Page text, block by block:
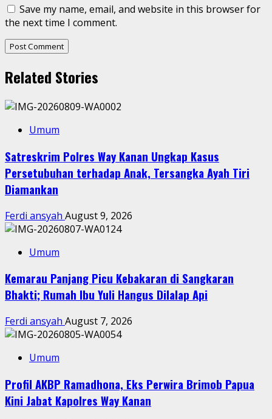
Save my name, email, and website in this browser for
the next time I comment.
Related Stories
Umum
Satreskrim Polres Way Kanan Ungkap Kasus
Persetubuhan terhadap Anak, Tersangka Ayah Tiri
Diamankan
Ferdi ansyah August 9, 2026
Umum
Kemarau Panjang Picu Kebakaran di Sangkaran
Bhakti; Rumah Ibu Yuli Hangus Dilalap Api
Ferdi ansyah August 7, 2026
Umum
Profil AKBP Ramadhona, Eks Perwira Brimob Papua
Kini Jabat Kapolres Way Kanan